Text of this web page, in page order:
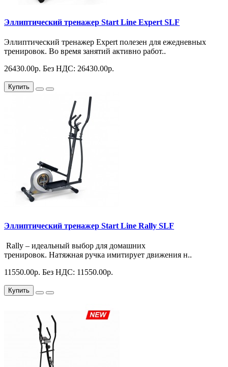
Эллиптический тренажер Start Line Expert SLF
Эллиптический тренажер Expert полезен для ежедневных
тренировок. Во время занятий активно работ..
26430.00р. Без НДС: 26430.00р.
Купить
Эллиптический тренажер Start Line Rally SLF
Rally – идеальный выбор для домашних
тренировок. Натяжная ручка имитирует движения н..
11550.00р. Без НДС: 11550.00р.
Купить